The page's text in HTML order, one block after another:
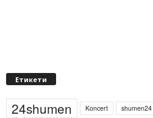
Етикети
24shumen Koncert shumen24